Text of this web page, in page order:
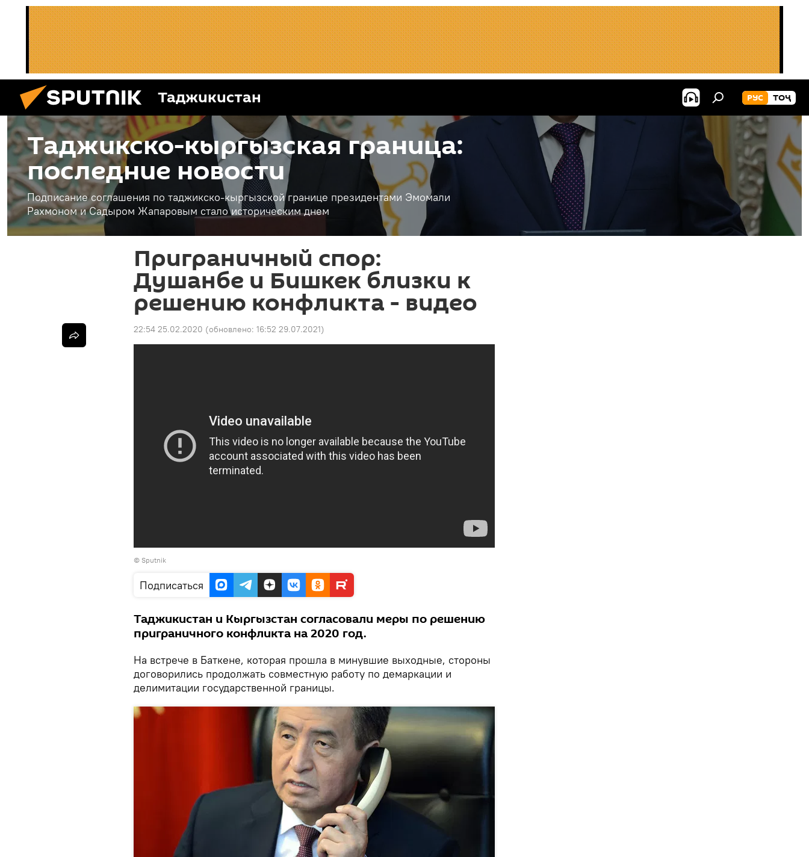
Таджикистан РУС ТОҶ
Таджикско-кыргызская граница:
последние новости
Подписание соглашения по таджикско-кыргызской границе президентами Эмомали
Рахмоном и Садыром Жапаровым стало историческим днем
Приграничный спор:
Душанбе и Бишкек близки к
решению конфликта - видео
22:54 25.02.2020 (обновлено: 16:52 29.07.2021)
© Sputnik
Подписаться
Таджикистан и Кыргызстан согласовали меры по решению
приграничного конфликта на 2020 год.
На встрече в Баткене, которая прошла в минувшие выходные, стороны
договорились продолжать совместную работу по демаркации и
делимитации государственной границы.